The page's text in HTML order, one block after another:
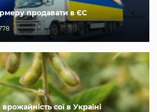
продавати в ЄС
сої в Україні